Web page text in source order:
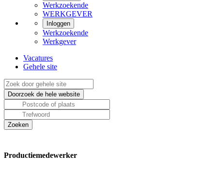
Werkzoekende
WERKGEVER
Inloggen
Werkzoekende
Werkgever
Vacatures
Gehele site
Productiemedewerker